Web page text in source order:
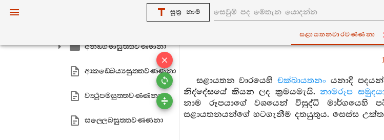
සූත්‍ර නාම
සළායතනවාරවණ‍්ණනා
භයභෙරවසුත‍්තවණ‍්ණනා
අනඞ‍්ගණසුත‍්තවණ‍්ණනා
ආකඞ‍්ඛෙය්‍යසුත‍්තවණ‍්ණනා
වත්‍ථූපමසුත‍්තවණ‍්ණනා
සල‍්ලෙඛසුත‍්තවණ‍්ණනා
සළායතන වාරයෙහිචක්ඛායතනං යනාදි
නිද්දේසයේ කියන ලද ක්‍රමයමැයි.නාමරූප
නාම රූපයාගේ වශයෙන් විසුද්ධි මාර්ගයෙහි
සළායතනයන්ගේ හටගැනීම දතයුතුය. සෙස්ස